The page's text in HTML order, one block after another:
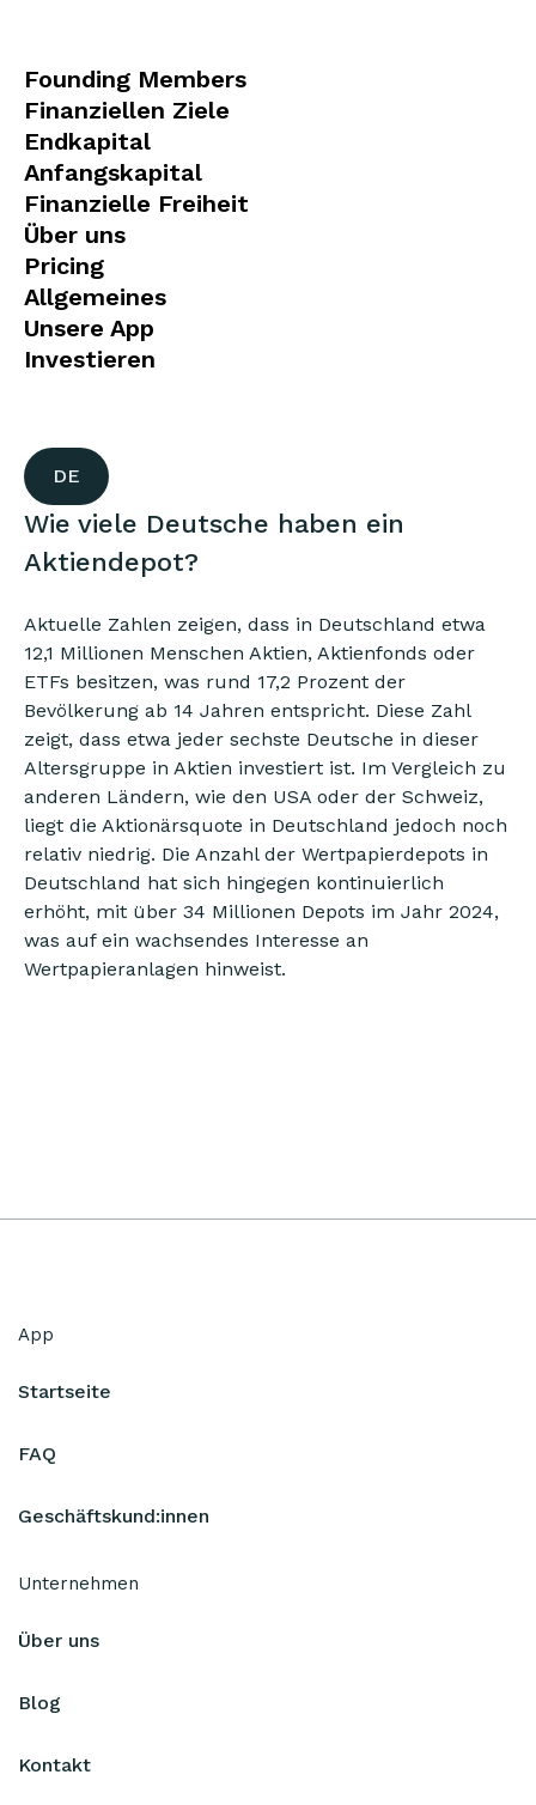
Founding Members
Finanziellen Ziele
Endkapital
Anfangskapital
Finanzielle Freiheit
Über uns
Pricing
Allgemeines
Unsere App
Investieren
DE
Wie viele Deutsche haben ein
Aktiendepot?
Aktuelle Zahlen zeigen, dass in Deutschland etwa
12,1 Millionen Menschen Aktien, Aktienfonds oder
ETFs besitzen, was rund 17,2 Prozent der
Bevölkerung ab 14 Jahren entspricht. Diese Zahl
zeigt, dass etwa jeder sechste Deutsche in dieser
Altersgruppe in Aktien investiert ist. Im Vergleich zu
anderen Ländern, wie den USA oder der Schweiz,
liegt die Aktionärsquote in Deutschland jedoch noch
relativ niedrig. Die Anzahl der Wertpapierdepots in
Deutschland hat sich hingegen kontinuierlich
erhöht, mit über 34 Millionen Depots im Jahr 2024,
was auf ein wachsendes Interesse an
Wertpapieranlagen hinweist.
App
Startseite
FAQ
Geschäftskund:innen
Unternehmen
Über uns
Blog
Kontakt